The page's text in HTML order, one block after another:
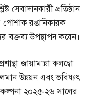
সেবাদানকারী প্রতিষ্ঠান
পোশাক রপ্তানিকারক
বক্তব্য উপস্থাপন করেন।
জায়ামান্না কলম্বো
উন্নয়ন এবং ভবিষ্যৎ
২০২৫-২৬ সালের